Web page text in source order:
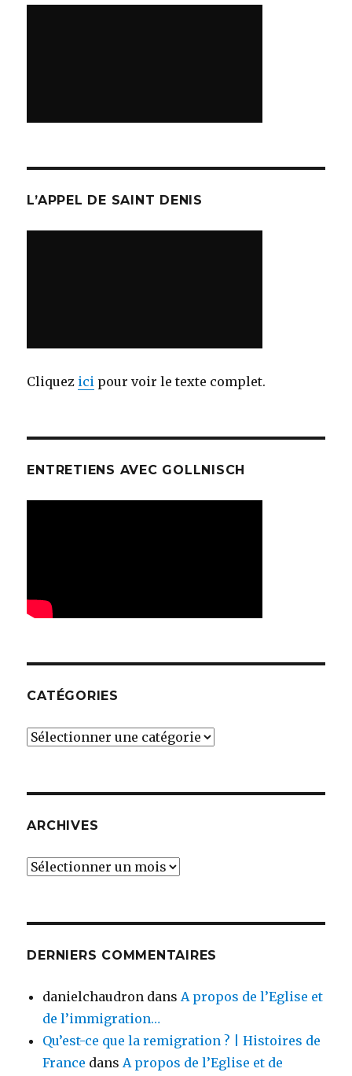
L’APPEL DE SAINT DENIS
Cliquez ici pour voir le texte complet.
ENTRETIENS AVEC GOLLNISCH
CATÉGORIES
Catégories
ARCHIVES
Archives
DERNIERS COMMENTAIRES
danielchaudron dansA propos de l’Eglise et
de l’immigration…
Qu’est-ce que la remigration ? | Histoires de
France dansA propos de l’Eglise et de